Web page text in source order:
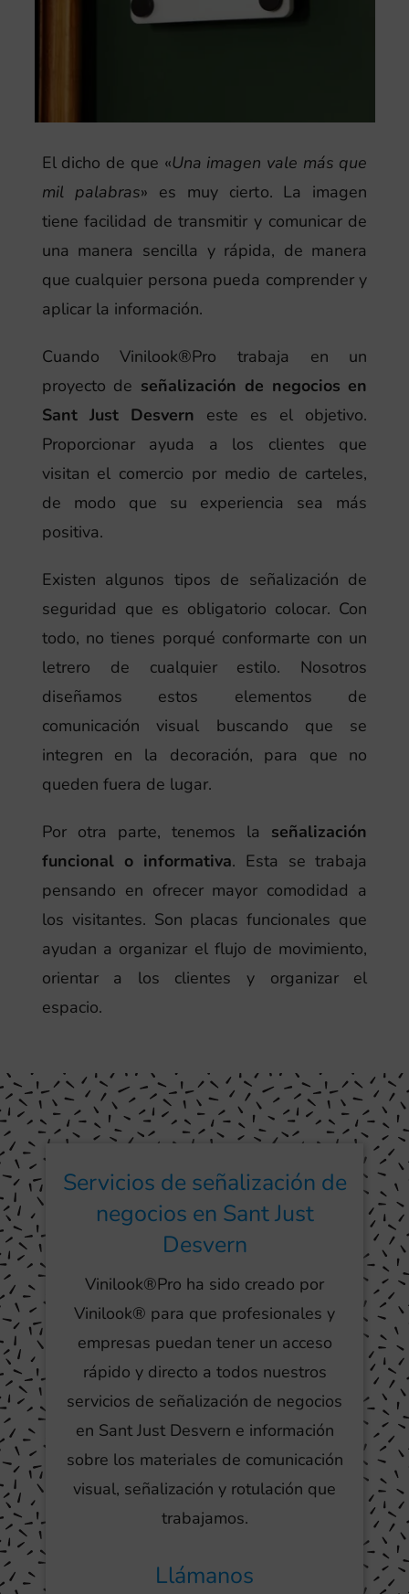
El dicho de que «Una imagen vale más que
mil palabras» es muy cierto. La imagen
tiene facilidad de transmitir y comunicar de
una manera sencilla y rápida, de manera
que cualquier persona pueda comprender y
aplicar la información.
Cuando Vinilook®Pro trabaja en un
proyecto de señalización de negocios en
Sant Just Desvern este es el objetivo.
Proporcionar ayuda a los clientes que
visitan el comercio por medio de carteles,
de modo que su experiencia sea más
positiva.
Existen algunos tipos de señalización de
seguridad que es obligatorio colocar. Con
todo, no tienes porqué conformarte con un
letrero de cualquier estilo. Nosotros
diseñamos estos elementos de
comunicación visual buscando que se
integren en la decoración, para que no
queden fuera de lugar.
Por otra parte, tenemos la señalización
funcional o informativa. Esta se trabaja
pensando en ofrecer mayor comodidad a
los visitantes. Son placas funcionales que
ayudan a organizar el flujo de movimiento,
orientar a los clientes y organizar el
espacio.
Servicios de señalización de
negocios en Sant Just
Desvern
Vinilook®Pro ha sido creado por
Vinilook® para que profesionales y
empresas puedan tener un acceso
rápido y directo a todos nuestros
servicios de señalización de negocios
en Sant Just Desvern e información
sobre los materiales de comunicación
visual, señalización y rotulación que
trabajamos.
Llámanos